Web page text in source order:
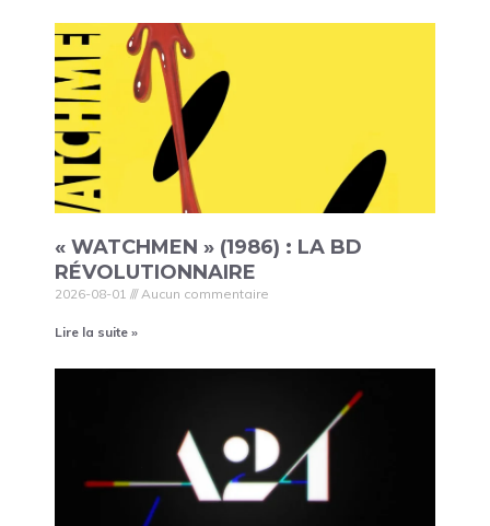
« WATCHMEN » (1986) : LA BD
RÉVOLUTIONNAIRE
2026-08-01 Aucun commentaire
Lire la suite »